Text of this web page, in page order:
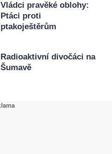
Vládci pravěké oblohy:
Ptáci proti
ptakoještěrům
Radioaktivní divočáci na
Šumavě